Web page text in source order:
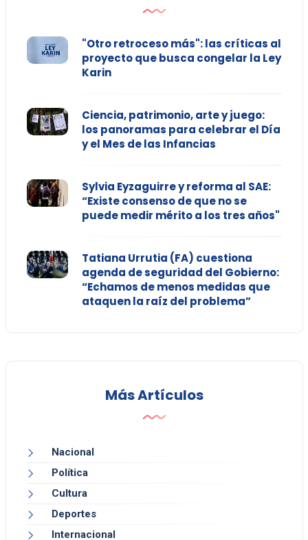
"Otro retroceso más": las críticas al
proyecto que busca congelar la Ley
Karin
Ciencia, patrimonio, arte y juego:
los panoramas para celebrar el Día
y el Mes de las Infancias
Sylvia Eyzaguirre y reforma al SAE:
“Existe consenso de que no se
puede medir mérito a los tres años"
Tatiana Urrutia (FA) cuestiona
agenda de seguridad del Gobierno:
“Echamos de menos medidas que
ataquen la raíz del problema”
Más Artículos
Nacional
Política
Cultura
Deportes
Internacional